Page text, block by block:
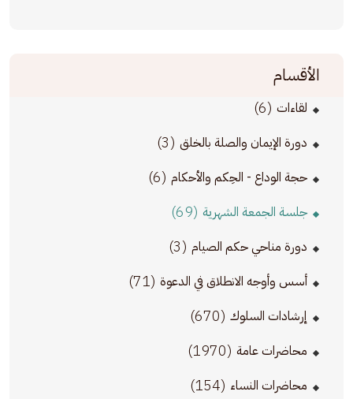
الأقسام
لقاءات (6)
دورة الإيمان والصلة بالخلق (3)
حجة الوداع - الحِكم والأحكام (6)
جلسة الجمعة الشهرية (69)
دورة مناحي حكم الصيام (3)
أسس وأوجه الانطلاق في الدعوة (71)
إرشادات السلوك (670)
محاضرات عامة (1970)
محاضرات النساء (154)